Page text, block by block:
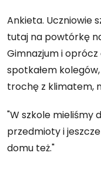
Ankieta. Uczniowie
tutaj na powtórkę
Gimnazjum i
spotkałem
trochę z klimatem,
"W szkole mieliśmy
przedmioty i
domu też."